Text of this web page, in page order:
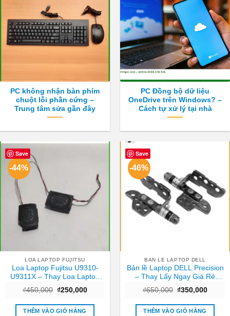
PC không nhận bàn phím
chuột lỗi phần cứng –
Trung tâm sửa gần đây
PC Đồng bộ dữ liệu
OneDrive trên Windows? –
Cách tự xử lý tại nhà
Save
-44%
LOA LAPTOP FUJITSU
Loa Laptop Fujitsu U9310-
U9311X – Thay Loa Laptop
₫450,000 Giá
là:
₫450,000.
₫250,000Giá
tại
THÊM VÀO GIỎ HÀNG
Save
-46%
BAN LE LAPTOP DELL
Bản lề Laptop DELL Precision
– Thay Lấy Ngay Giá Rẻ
₫650,000 Giá
là:
₫650,000.
₫350,000Giá
tại
THÊM VÀO GIỎ HÀNG